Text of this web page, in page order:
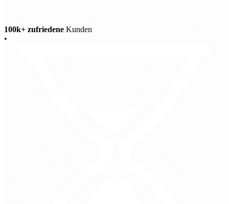
100k+ zufriedene Kunden
•